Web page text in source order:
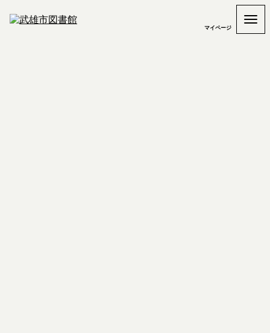
マイページ